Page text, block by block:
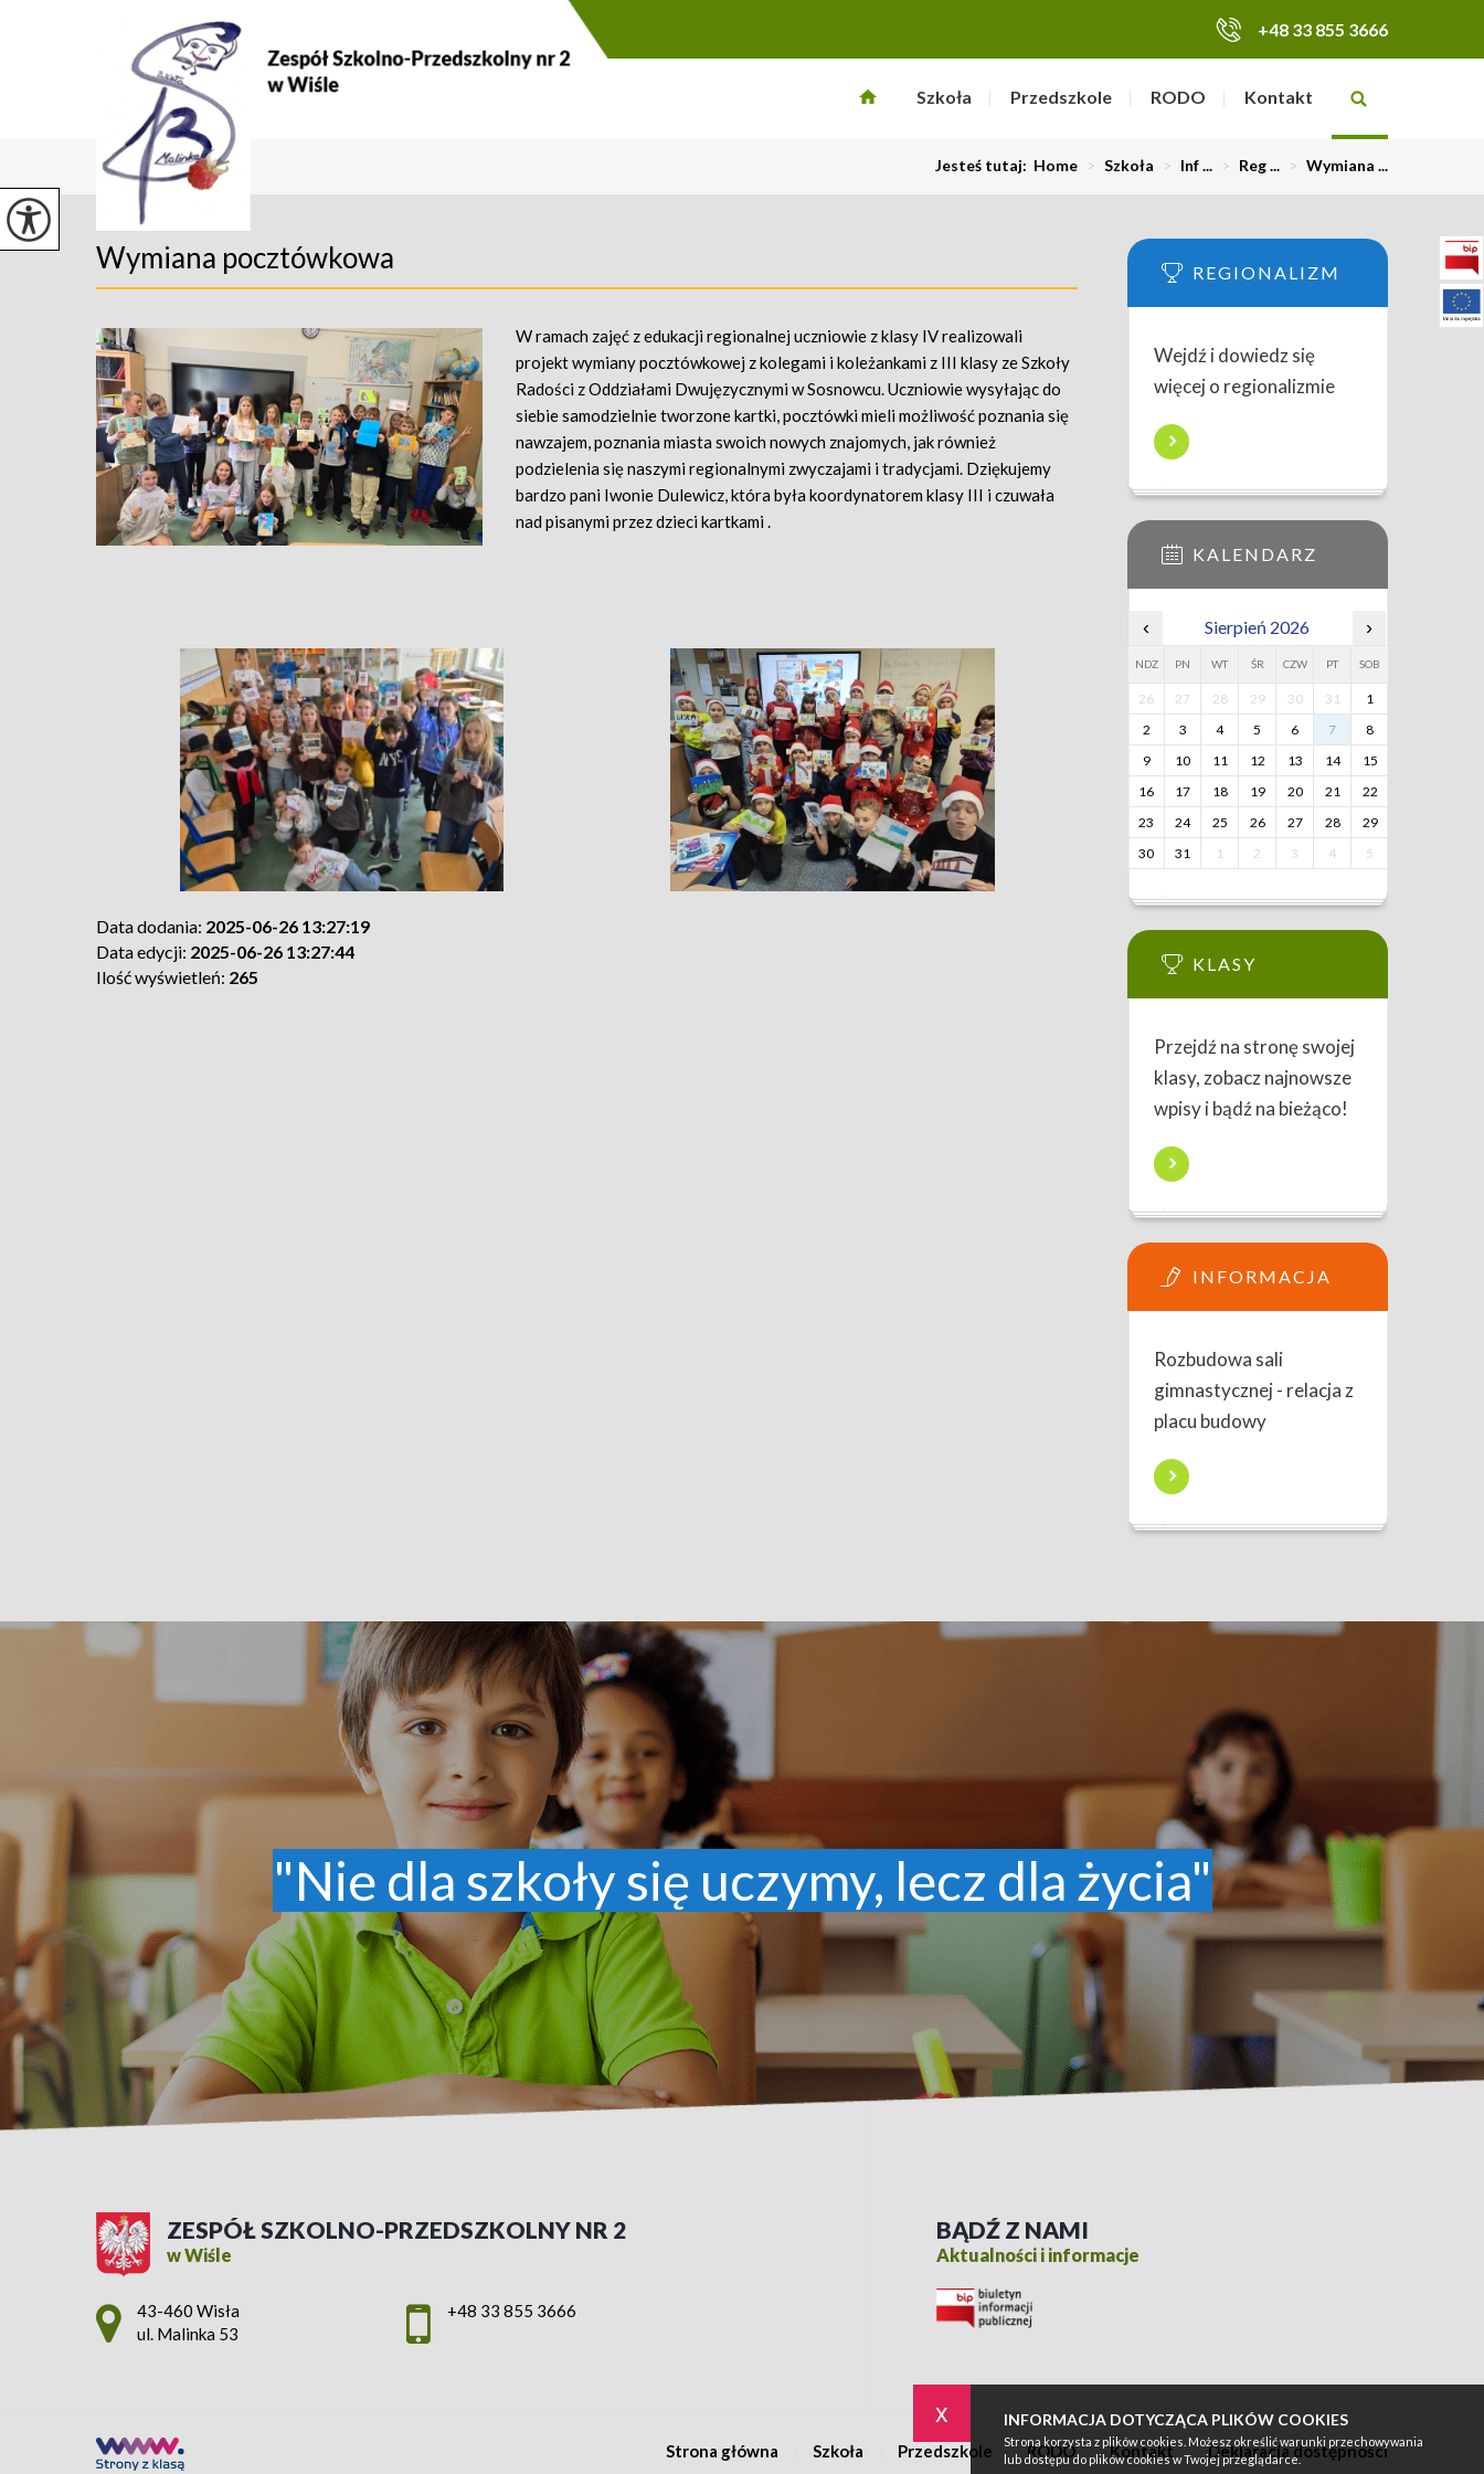
x INFORMACJA DOTYCZĄCA PLIKÓW COOKIES
Strona korzysta z plików cookies. Możesz określić warunki przechowywania
lub dostępu do plików cookies w Twojej przeglądarce.
+48 33 855 3666
Szkoła Przedszkole RODO Kontakt
Jesteś tutaj: Home > Szkoła > Inf ... > Reg ... > Wymiana ...
Wymiana pocztówkowa
W ramach zajęć z edukacji regionalnej uczniowie z klasy IV realizowali
projekt wymiany pocztówkowej z kolegami i koleżankami z III klasy ze Szkoły
Radości z Oddziałami Dwujęzycznymi w Sosnowcu. Uczniowie wysyłając do
siebie samodzielnie tworzone kartki, pocztówki mieli możliwość poznania się
nawzajem, poznania miasta swoich nowych znajomych, jak również
podzielenia się naszymi regionalnymi zwyczajami i tradycjami. Dziękujemy
bardzo pani Iwonie Dulewicz, która była koordynatorem klasy III i czuwała
nad pisanymi przez dzieci kartkami .
Data dodania: 2025-06-26 13:27:19
Data edycji: 2025-06-26 13:27:44
Ilość wyświetleń: 265
REGIONALIZM
Wejdź i dowiedz się
więcej o regionalizmie
KALENDARZ
‹ Sierpień 2026 ›
NDZ PN WT ŚR CZW PT SOB
26 27 28 29 30 31
1
2
3 4 5 6 7
8
9
10 11 12 13 14
15
16
17 18 19 20 21
22
23
24 25 26 27 28
29
30
31 1 2 3 4 5
KLASY
Przejdź na stronę swojej
klasy, zobacz najnowsze
wpisy i bądź na bieżąco!
INFORMACJA
Rozbudowa sali
gimnastycznej - relacja z
placu budowy
"Nie dla szkoły się uczymy, lecz dla życia"
ZESPÓŁ SZKOLNO-PRZEDSZKOLNY NR 2
w Wiśle
Adres pocztowy:
43-460 Wisła
ul. Malinka 53
+48 33 855 3666
BĄDŹ Z NAMI
Aktualności i informacje
Strona główna Szkoła Przedszkole RODO Kontakt Deklaracja dostępności